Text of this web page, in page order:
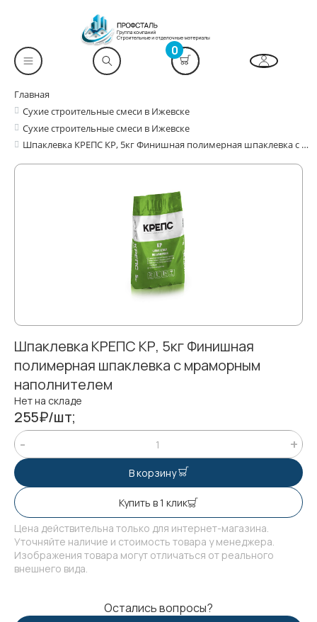
0
Главная
Сухие строительные смеси в Ижевске
Сухие строительные смеси в Ижевске
Шпаклевка КРЕПС КР, 5кг Финишная полимерная шпаклевка с мраморным наполнителем
Шпаклевка КРЕПС КР, 5кг Финишная
полимерная шпаклевка с мраморным
наполнителем
Нет на складе
255₽/шт;
В корзину
Купить в 1 клик
Цена действительна только для интернет-магазина.
Уточняйте наличие и стоимость товара у менеджера.
Изображения товара могут отличаться от реального
внешнего вида.
Остались вопросы?